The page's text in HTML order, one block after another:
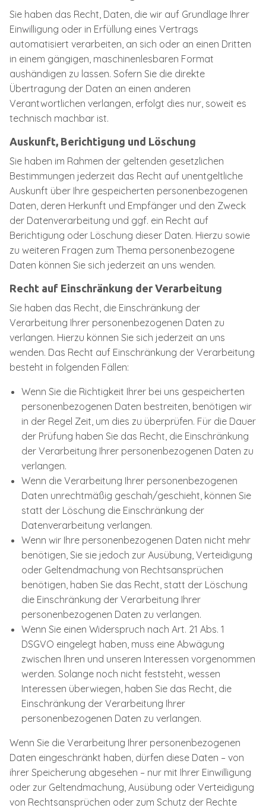
Sie haben das Recht, Daten, die wir auf Grundlage Ihrer
Einwilligung oder in Erfüllung eines Vertrags
automatisiert verarbeiten, an sich oder an einen Dritten
in einem gängigen, maschinenlesbaren Format
aushändigen zu lassen. Sofern Sie die direkte
Übertragung der Daten an einen anderen
Verantwortlichen verlangen, erfolgt dies nur, soweit es
technisch machbar ist.
Auskunft, Berichtigung und Löschung
Sie haben im Rahmen der geltenden gesetzlichen
Bestimmungen jederzeit das Recht auf unentgeltliche
Auskunft über Ihre gespeicherten personenbezogenen
Daten, deren Herkunft und Empfänger und den Zweck
der Datenverarbeitung und ggf. ein Recht auf
Berichtigung oder Löschung dieser Daten. Hierzu sowie
zu weiteren Fragen zum Thema personenbezogene
Daten können Sie sich jederzeit an uns wenden.
Recht auf Einschränkung der Verarbeitung
Sie haben das Recht, die Einschränkung der
Verarbeitung Ihrer personenbezogenen Daten zu
verlangen. Hierzu können Sie sich jederzeit an uns
wenden. Das Recht auf Einschränkung der Verarbeitung
besteht in folgenden Fällen:
Wenn Sie die Richtigkeit Ihrer bei uns gespeicherten
personenbezogenen Daten bestreiten, benötigen wir
in der Regel Zeit, um dies zu überprüfen. Für die Dauer
der Prüfung haben Sie das Recht, die Einschränkung
der Verarbeitung Ihrer personenbezogenen Daten zu
verlangen.
Wenn die Verarbeitung Ihrer personenbezogenen
Daten unrechtmäßig geschah/geschieht, können Sie
statt der Löschung die Einschränkung der
Datenverarbeitung verlangen.
Wenn wir Ihre personenbezogenen Daten nicht mehr
benötigen, Sie sie jedoch zur Ausübung, Verteidigung
oder Geltendmachung von Rechtsansprüchen
benötigen, haben Sie das Recht, statt der Löschung
die Einschränkung der Verarbeitung Ihrer
personenbezogenen Daten zu verlangen.
Wenn Sie einen Widerspruch nach Art. 21 Abs. 1
DSGVO eingelegt haben, muss eine Abwägung
zwischen Ihren und unseren Interessen vorgenommen
werden. Solange noch nicht feststeht, wessen
Interessen überwiegen, haben Sie das Recht, die
Einschränkung der Verarbeitung Ihrer
personenbezogenen Daten zu verlangen.
Wenn Sie die Verarbeitung Ihrer personenbezogenen
Daten eingeschränkt haben, dürfen diese Daten – von
ihrer Speicherung abgesehen – nur mit Ihrer Einwilligung
oder zur Geltendmachung, Ausübung oder Verteidigung
von Rechtsansprüchen oder zum Schutz der Rechte